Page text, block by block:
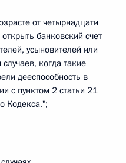
от четырнадцати
банковский счет
усыновителей или
когда такие
дееспособность в
с пунктом 2 статьи 21
Кодекса.";